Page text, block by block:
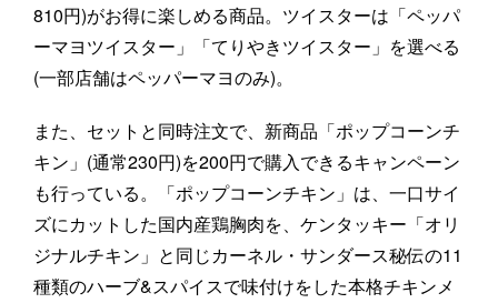
810円)がお得に楽しめる商品。ツイスターは「ペッパ
ーマヨツイスター」「てりやきツイスター」を選べる
(一部店舗はペッパーマヨのみ)。
また、セットと同時注文で、新商品「ポップコーンチ
キン」(通常230円)を200円で購入できるキャンペーン
も行っている。「ポップコーンチキン」は、一口サイ
ズにカットした国内産鶏胸肉を、ケンタッキー「オリ
ジナルチキン」と同じカーネル・サンダース秘伝の11
種類のハーブ&スパイスで味付けをした本格チキンメ